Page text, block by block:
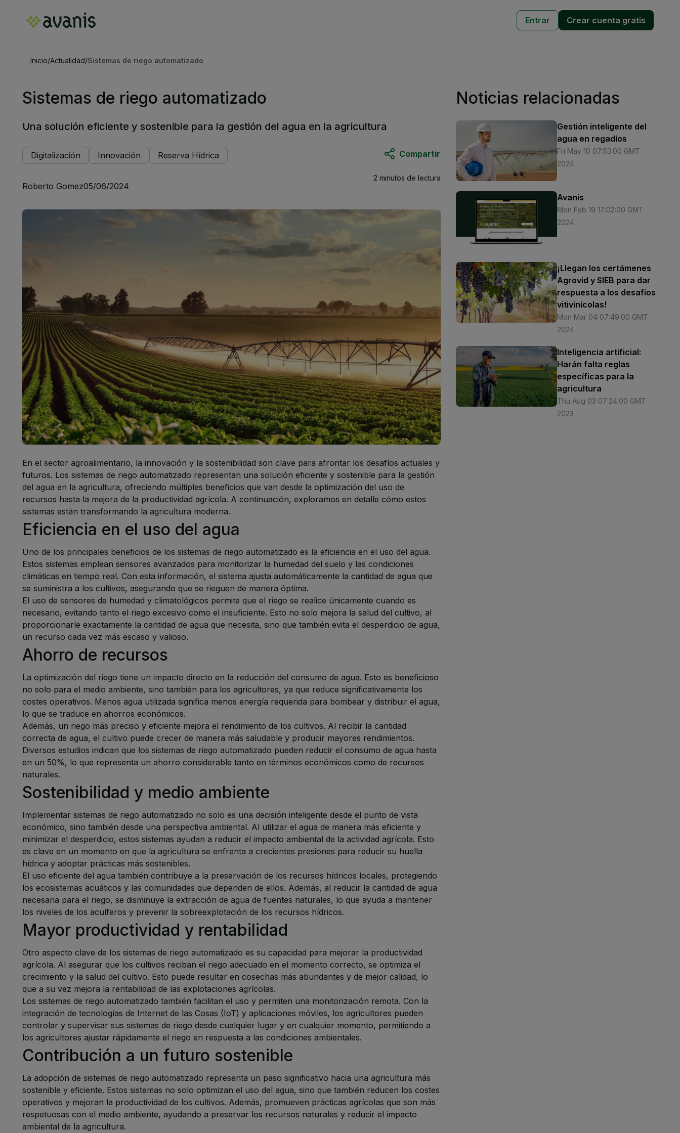
Entrar Crear cuenta gratis
Inicio/Actualidad/Sistemas de riego automatizado
Sistemas de riego automatizado
Una solución eficiente y sostenible para la gestión del agua en la agricultura
Digitalización Innovación Reserva Hídrica Compartir
Roberto Gomez05/06/2024
2 minutos de lectura
En el sector agroalimentario, la innovación y la sostenibilidad son clave para afrontar los desafíos actuales y
futuros. Los sistemas de riego automatizado representan una solución eficiente y sostenible para la gestión
del agua en la agricultura, ofreciendo múltiples beneficios que van desde la optimización del uso de
recursos hasta la mejora de la productividad agrícola. A continuación, exploramos en detalle cómo estos
sistemas están transformando la agricultura moderna.
Eficiencia en el uso del agua
Uno de los principales beneficios de los sistemas de riego automatizado es la eficiencia en el uso del agua.
Estos sistemas emplean sensores avanzados para monitorizar la humedad del suelo y las condiciones
climáticas en tiempo real. Con esta información, el sistema ajusta automáticamente la cantidad de agua que
se suministra a los cultivos, asegurando que se rieguen de manera óptima.
El uso de sensores de humedad y climatológicos permite que el riego se realice únicamente cuando es
necesario, evitando tanto el riego excesivo como el insuficiente. Esto no solo mejora la salud del cultivo, al
proporcionarle exactamente la cantidad de agua que necesita, sino que también evita el desperdicio de agua,
un recurso cada vez más escaso y valioso.
Ahorro de recursos
La optimización del riego tiene un impacto directo en la reducción del consumo de agua. Esto es beneficioso
no solo para el medio ambiente, sino también para los agricultores, ya que reduce significativamente los
costes operativos. Menos agua utilizada significa menos energía requerida para bombear y distribuir el agua,
lo que se traduce en ahorros económicos.
Además, un riego más preciso y eficiente mejora el rendimiento de los cultivos. Al recibir la cantidad
correcta de agua, el cultivo puede crecer de manera más saludable y producir mayores rendimientos.
Diversos estudios indican que los sistemas de riego automatizado pueden reducir el consumo de agua hasta
en un 50%, lo que representa un ahorro considerable tanto en términos económicos como de recursos
naturales.
Sostenibilidad y medio ambiente
Implementar sistemas de riego automatizado no solo es una decisión inteligente desde el punto de vista
económico, sino también desde una perspectiva ambiental. Al utilizar el agua de manera más eficiente y
minimizar el desperdicio, estos sistemas ayudan a reducir el impacto ambiental de la actividad agrícola. Esto
es clave en un momento en que la agricultura se enfrenta a crecientes presiones para reducir su huella
hídrica y adoptar prácticas más sostenibles.
El uso eficiente del agua también contribuye a la preservación de los recursos hídricos locales, protegiendo
los ecosistemas acuáticos y las comunidades que dependen de ellos. Además, al reducir la cantidad de agua
necesaria para el riego, se disminuye la extracción de agua de fuentes naturales, lo que ayuda a mantener
los niveles de los acuíferos y prevenir la sobreexplotación de los recursos hídricos.
Mayor productividad y rentabilidad
Otro aspecto clave de los sistemas de riego automatizado es su capacidad para mejorar la productividad
agrícola. Al asegurar que los cultivos reciban el riego adecuado en el momento correcto, se optimiza el
crecimiento y la salud del cultivo. Esto puede resultar en cosechas más abundantes y de mejor calidad, lo
que a su vez mejora la rentabilidad de las explotaciones agrícolas.
Los sistemas de riego automatizado también facilitan el uso y permiten una monitorización remota. Con la
integración de tecnologías de Internet de las Cosas (IoT) y aplicaciones móviles, los agricultores pueden
controlar y supervisar sus sistemas de riego desde cualquier lugar y en cualquier momento, permitiendo a
los agricultores ajustar rápidamente el riego en respuesta a las condiciones ambientales.
Contribución a un futuro sostenible
La adopción de sistemas de riego automatizado representa un paso significativo hacia una agricultura más
sostenible y eficiente. Estos sistemas no solo optimizan el uso del agua, sino que también reducen los costes
operativos y mejoran la productividad de los cultivos. Además, promueven prácticas agrícolas que son más
respetuosas con el medio ambiente, ayudando a preservar los recursos naturales y reducir el impacto
ambiental de la agricultura.
Noticias relacionadas
Gestión inteligente del
agua en regadíos
Fri May 10 07:53:00 GMT
2024
Avanis
Mon Feb 19 17:02:00 GMT
2024
¡Llegan los certámenes
Agrovid y SIEB para dar
respuesta a los desafíos
vitivinícolas!
Mon Mar 04 07:49:00 GMT
2024
Inteligencia artificial:
Harán falta reglas
específicas para la
agricultura
Thu Aug 03 07:24:00 GMT
2023